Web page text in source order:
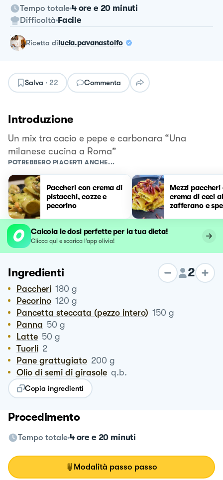
Tempo totale 4 ore e 20 minuti
Difficoltà Facile
ricetta dilucia.pavanastolfo
Salva · 22 Commenta
Introduzione
Un mix tra cacio e pepe e carbonara “Una
milanese cucina a Roma”
POTREBBERO PIACERTI ANCHE...
Paccheri con crema di
pistacchi, cozze e
pecorino
Mezzi paccheri
crema di ceci
zafferano e
Calcola le dosi perfette per la tua dieta!
Clicca qui e scarica l’app olivia!
Ingredienti 2
Paccheri 180 g
Pecorino 120 g
Pancetta steccata (pezzo intero) 150 g
Panna 50 g
Latte 50 g
Tuorli 2
Pane grattugiato 200 g
Olio di semi di girasole q.b.
Copia ingredienti
Procedimento
Tempo totale 4 ore e 20 minuti
Modalità passo passo